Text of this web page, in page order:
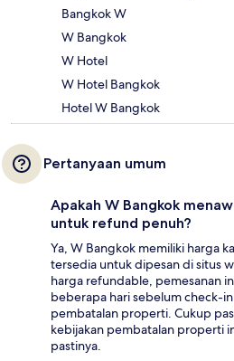
Bangkok W
W Bangkok
W Hotel
W Hotel Bangkok
Hotel W Bangkok
Pertanyaan umum
Apakah W Bangkok
untuk refund penuh?
Ya, W Bangkok memiliki harga
tersedia untuk dipesan di situs
harga refundable, pemesanan
beberapa hari sebelum check-
pembatalan properti. Cukup
kebijakan pembatalan properti
pastinya.